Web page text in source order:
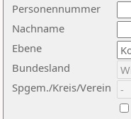
Nachname
Ebene
Personennummer
Bundesland
Spgem./Kreis/Verein